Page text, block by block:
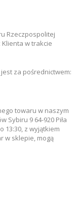
Rzeczpospolitej
w trakcie
za pośrednictwem:
towaru w naszym
Sybiru 9 64-920 Piła
13:30, z wyjątkiem
w sklepie, mogą